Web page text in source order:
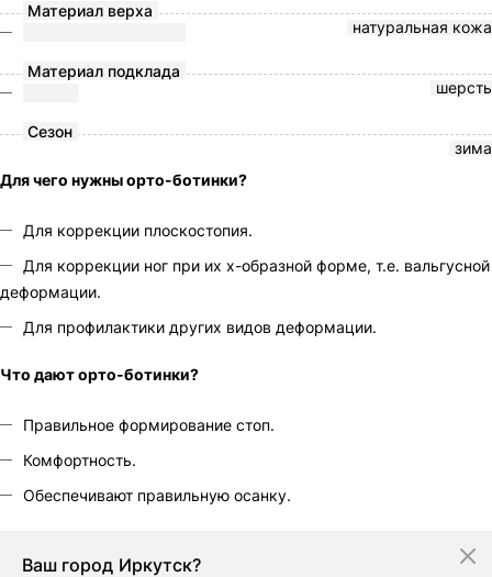
Материал верха
натуральная кожа
Материал подклада
шерсть
Сезон
зима
Для чего нужны орто-ботинки?
Для коррекции плоскостопия.
Для коррекции ног при их х-образной форме, т.е. вальгусной
деформации.
Для профилактики других видов деформации.
Что дают орто-ботинки?
Правильное формирование стоп.
Комфортность.
Обеспечивают правильную осанку.
Ваш город Иркутск?